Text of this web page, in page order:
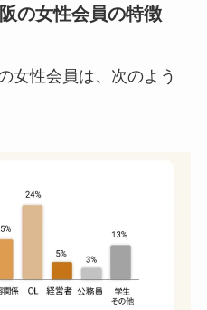
の女性会員の特徴
女性会員は、次のよう